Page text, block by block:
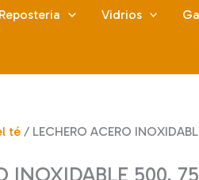
Reposteria Vidrios
té / LECHERO ACERO
INOXIDABLE 500,